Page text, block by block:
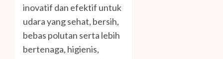
inovatif dan efektif untuk
udara yang sehat, bersih,
bebas polutan serta lebih
bertenaga, higienis,